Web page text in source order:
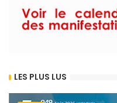
LES PLUS LUS